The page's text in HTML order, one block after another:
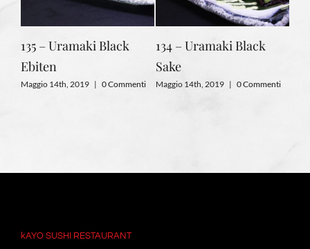
135 – Uramaki Black
Ebiten
Maggio 14th, 2019 | 0 Commenti
134 – Uramaki Black
Sake
Maggio 14th, 2019 | 0 Commenti
kAYO SUSHI RESTAURANT